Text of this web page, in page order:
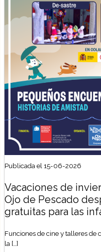
Publicada el 15-06-2026
Vacaciones de
Ojo de Pescado
gratuitas para las
Funciones de cine y talleres
la […]